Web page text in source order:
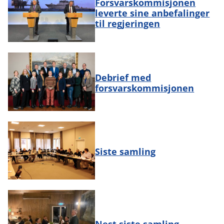
Forsvarskommisjonen
leverte sine anbefalinger
til regjeringen
Debrief med
forsvarskommisjonen
Siste samling